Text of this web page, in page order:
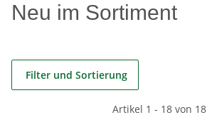
Neu im Sortiment
Filter und Sortierung
Artikel 1 - 18 von 18